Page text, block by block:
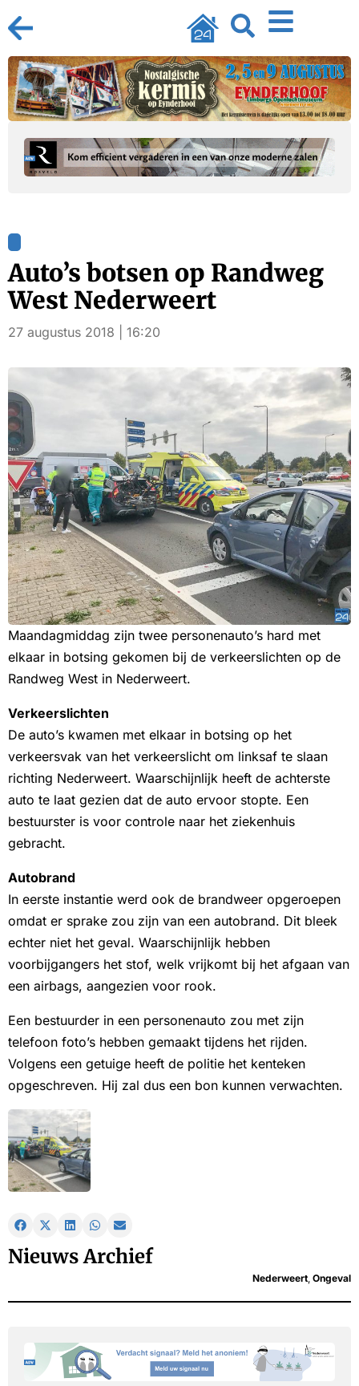
Auto’s botsen op Randweg
West Nederweert
27 augustus 2018 | 16:20
Maandagmiddag zijn twee personenauto’s hard met
elkaar in botsing gekomen bij de verkeerslichten op de
Randweg West in Nederweert.
Verkeerslichten
De auto’s kwamen met elkaar in botsing op het
verkeersvak van het verkeerslicht om linksaf te slaan
richting Nederweert. Waarschijnlijk heeft de achterste
auto te laat gezien dat de auto ervoor stopte. Een
bestuurster is voor controle naar het ziekenhuis
gebracht.
Autobrand
In eerste instantie werd ook de brandweer opgeroepen
omdat er sprake zou zijn van een autobrand. Dit bleek
echter niet het geval. Waarschijnlijk hebben
voorbijgangers het stof, welk vrijkomt bij het afgaan van
een airbags, aangezien voor rook.
Een bestuurder in een personenauto zou met zijn
telefoon foto’s hebben gemaakt tijdens het rijden.
Volgens een getuige heeft de politie het kenteken
opgeschreven. Hij zal dus een bon kunnen verwachten.
Nieuws Archief
Nederweert Ongeval